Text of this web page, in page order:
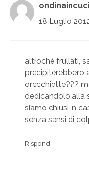
18 Luglio
altrochè frullati,
precipiterebbero
orecchiette???
dedicandolo alla
siamo chiusi in
senza sensi di
Rispondi